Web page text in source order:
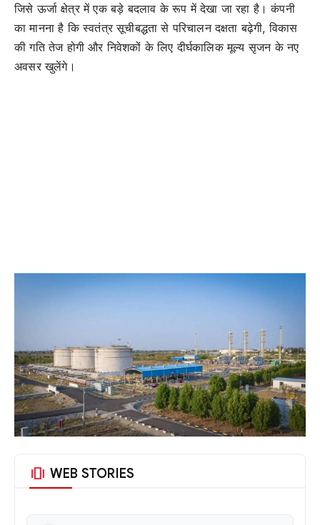
जिसे ऊर्जा क्षेत्र में एक बड़े बदलाव के रूप में देखा जा रहा है। कंपनी
का मानना है कि स्वतंत्र सूचीबद्धता से परिचालन दक्षता बढ़ेगी, विकास
की गति तेज होगी और निवेशकों के लिए दीर्घकालिक मूल्य सृजन के नए
अवसर खुलेंगे।
amp_stories WEB STORIES